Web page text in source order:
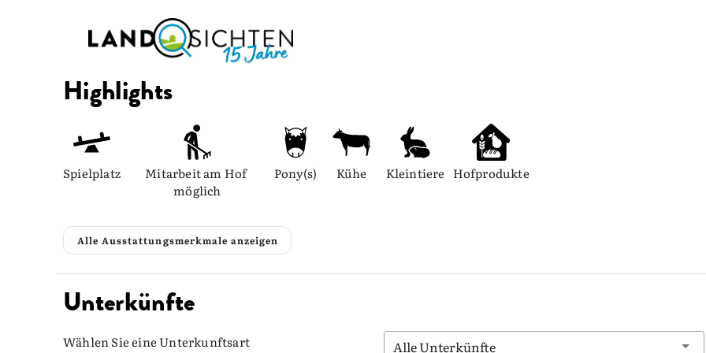
Highlights
Spielplatz
Mitarbeit am Hof
möglich
Pony(s) Kühe Kleintiere Hofprodukte
Alle Ausstattungsmerkmale anzeigen
Unterkünfte
Wählen Sie eine Unterkunftsart Alle Unterkünfte